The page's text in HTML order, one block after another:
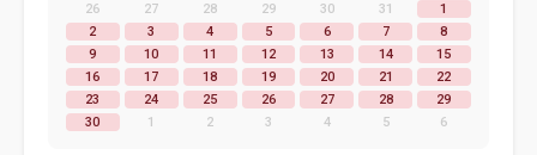
26 27 28 29 30 31
1
2
3 4 5 6 7
8
9
10 11 12 13 14
15
16
17 18 19 20 21
22
23
24 25 26 27 28
29
30
1 2 3 4 5 6